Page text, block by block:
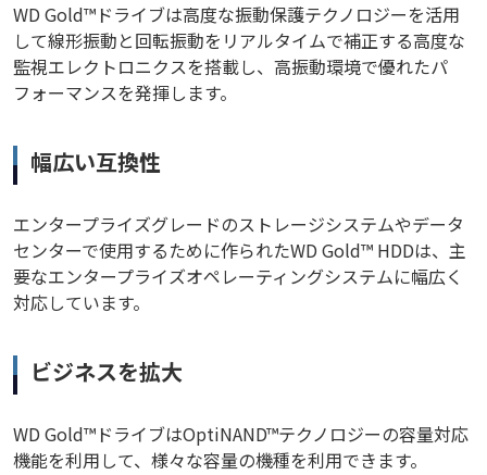
WD Gold™ドライブは高度な振動保護テクノロジーを活用
して線形振動と回転振動をリアルタイムで補正する高度な
監視エレクトロニクスを搭載し、高振動環境で優れたパ
フォーマンスを発揮します。
幅広い互換性
エンタープライズグレードのストレージシステムやデータ
センターで使用するために作られたWD Gold™ HDDは、主
要なエンタープライズオペレーティングシステムに幅広く
対応しています。
ビジネスを拡大
WD Gold™ドライブはOptiNAND™テクノロジーの容量対応
機能を利用して、様々な容量の機種を利用できます。